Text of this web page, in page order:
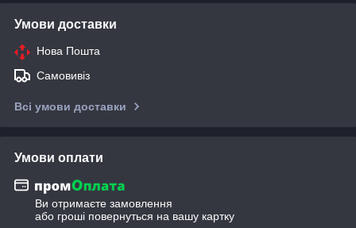
Умови доставки
Нова Пошта
Самовивіз
Всі умови доставки
Умови оплати
Ви отримаєте замовлення
або гроші повернуться на вашу картку